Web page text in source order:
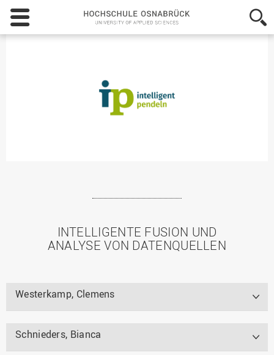
Hochschule
Osnabrück
-
INTELLIGENTE FUSION UND
ANALYSE VON DATENQUELLEN
Westerkamp, Clemens
Schnieders, Bianca